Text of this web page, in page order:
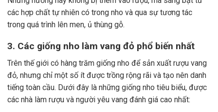
các hợp chất tự nhiên có trong nho và qua sự tương tác
trong quá trình lên men, ủ thùng gỗ.
3. Các giống nho làm vang đỏ phổ biến nhất
Trên thế giới có hàng trăm giống nho để sản xuất rượu vang
đỏ, nhưng chỉ một số ít được trồng rộng rãi và tạo nên danh
tiếng toàn cầu. Dưới đây là những giống nho tiêu biểu, được
các nhà làm rượu và người yêu vang đánh giá cao nhất: